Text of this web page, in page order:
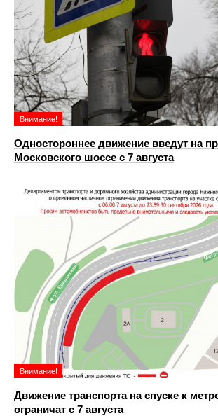
Внимание!
Одностороннее движение введут на
Московского шоссе с 7 августа
Внимание!
Движение транспорта на спуске к
ограничат с 7 августа